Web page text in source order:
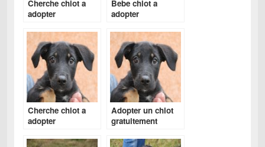
Cherche chiot a
adopter
Bebe chiot a
adopter
Cherche chiot a
adopter
Adopter un chiot
gratuitement